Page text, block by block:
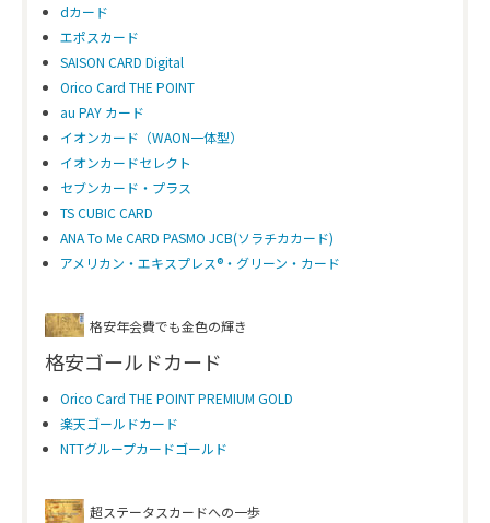
dカード
エポスカード
SAISON CARD Digital
Orico Card THE POINT
au PAY カード
イオンカード（WAON一体型）
イオンカードセレクト
セブンカード・プラス
TS CUBIC CARD
ANA To Me CARD PASMO JCB(ソラチカカード)
アメリカン・エキスプレス®・グリーン・カード
格安年会費でも金色の輝き
格安ゴールドカード
Orico Card THE POINT PREMIUM GOLD
楽天ゴールドカード
NTTグループカードゴールド
超ステータスカードへの一歩